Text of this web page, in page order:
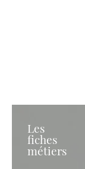
Les
fiches
métiers